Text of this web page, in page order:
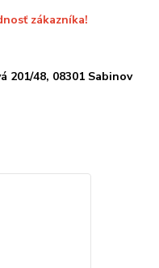
zákazníka!
201/48, 08301 Sabinov